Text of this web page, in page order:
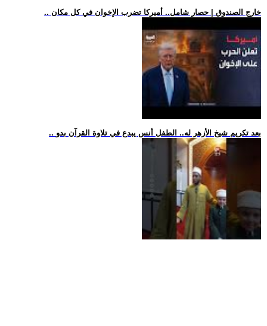
.. خارج الصندوق | حصار شامل.. أميركا تضرب الإخوان في كل مكان
.. بعد تكريم شيخ الأزهر له.. الطفل أنس يبدع في تلاوة القرآن بدو